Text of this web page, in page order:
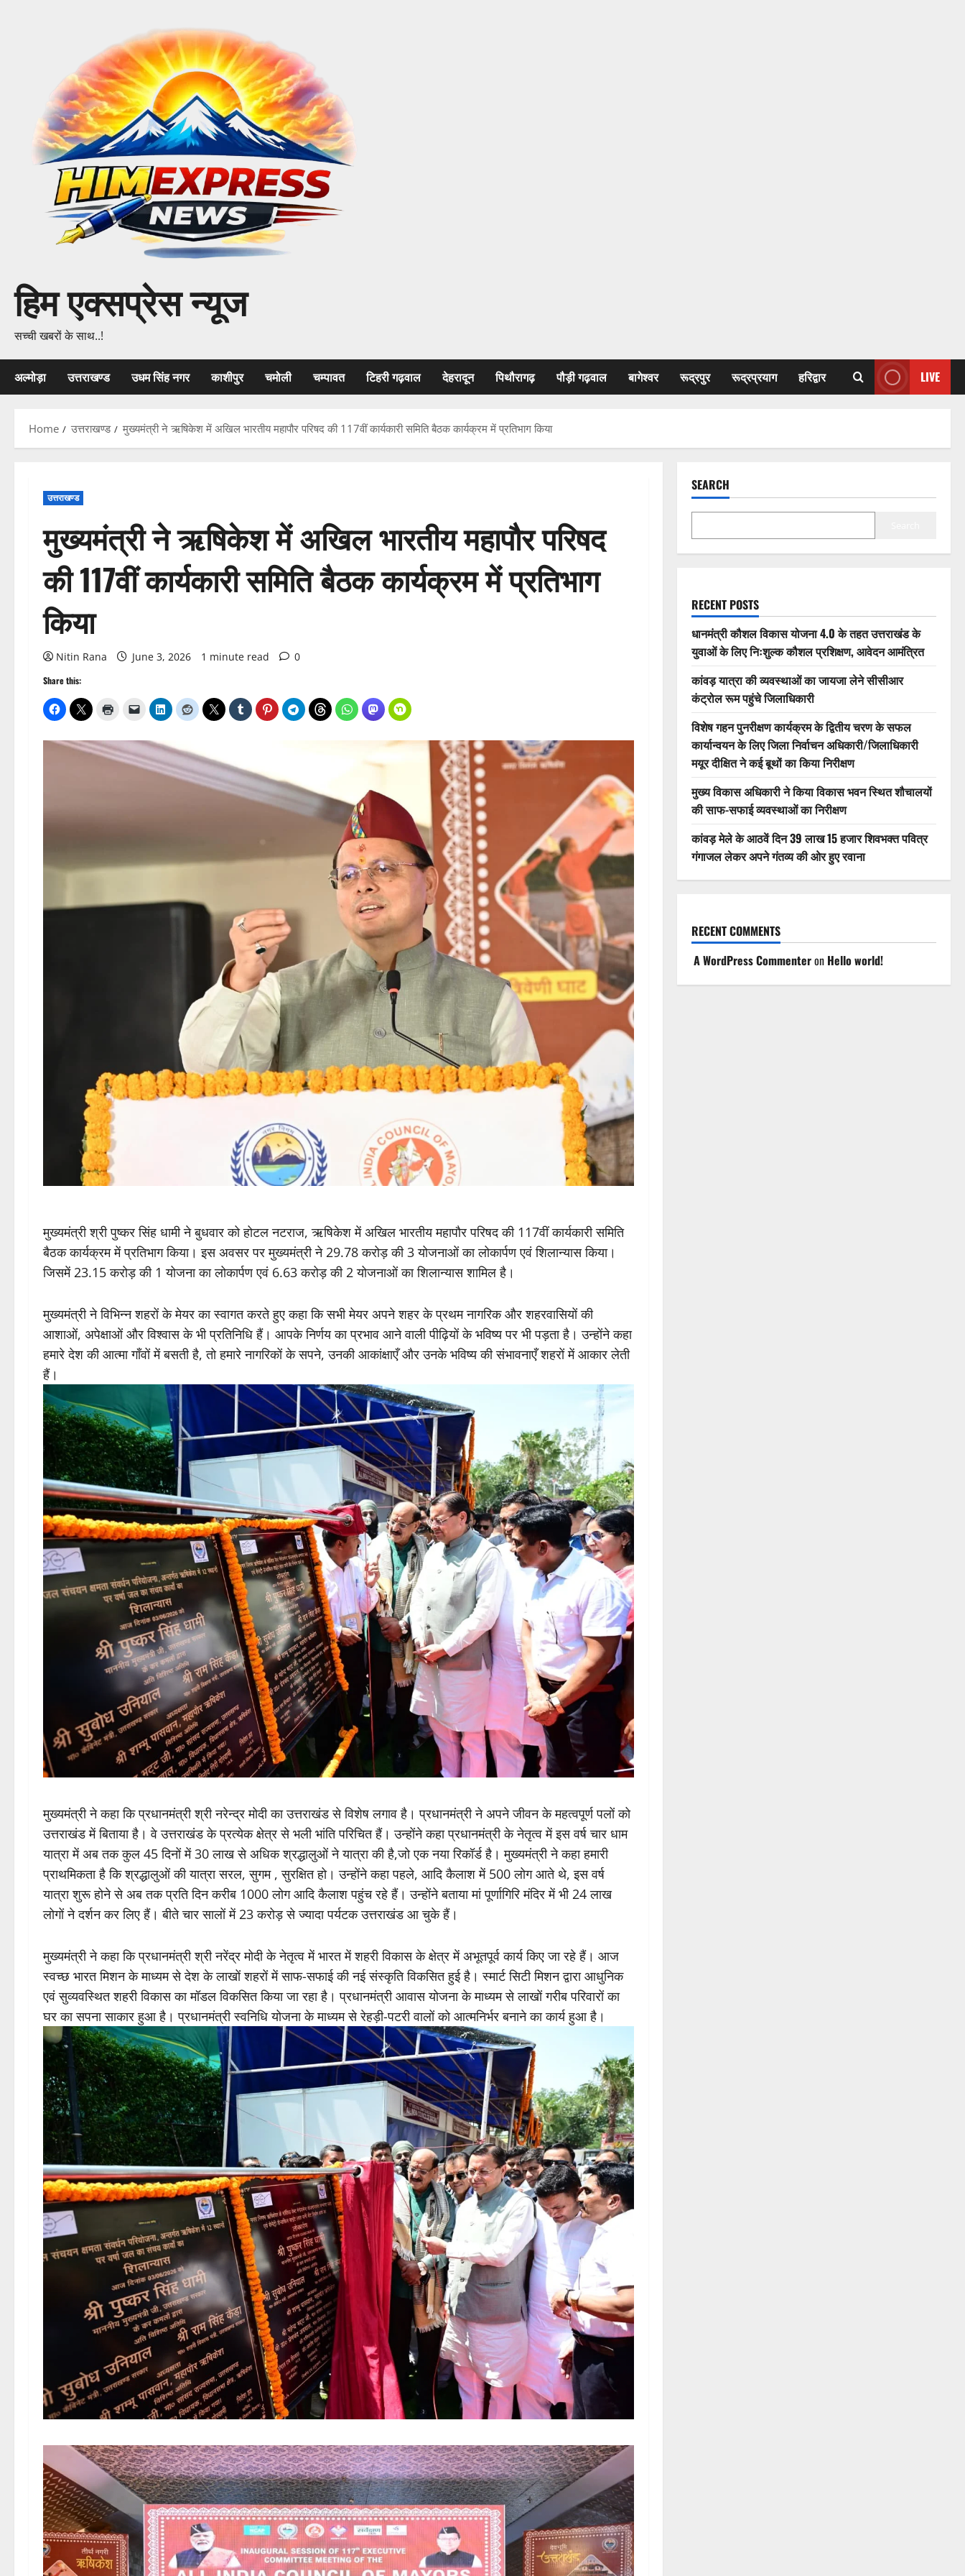
हिम एक्सप्रेस न्यूज
सच्ची खबरों के साथ..!
अल्मोड़ा उत्तराखण्ड उधम सिंह नगर काशीपुर चमोली चम्पावत टिहरी गढ़वाल देहरादून पिथौरागढ़ पौड़ी गढ़वाल बागेश्वर रूद्रपुर रूद्रप्रयाग हरिद्वार LIVE
Home उत्तराखण्ड मुख्यमंत्री ने ऋषिकेश में अखिल भारतीय महापौर परिषद की 117वीं कार्यकारी समिति बैठक कार्यक्रम में प्रतिभाग किया
उत्तराखण्ड
मुख्यमंत्री ने ऋषिकेश में अखिल भारतीय महापौर परिषद
की 117वीं कार्यकारी समिति बैठक कार्यक्रम में प्रतिभाग
किया
Nitin Rana June 3, 2026 1 minute read 0
Share this:
मुख्यमंत्री श्री पुष्कर सिंह धामी ने बुधवार को होटल नटराज, ऋषिकेश में अखिल भारतीय महापौर परिषद की 117वीं कार्यकारी समिति
बैठक कार्यक्रम में प्रतिभाग किया। इस अवसर पर मुख्यमंत्री ने 29.78 करोड़ की 3 योजनाओं का लोकार्पण एवं शिलान्यास किया।
जिसमें 23.15 करोड़ की 1 योजना का लोकार्पण एवं 6.63 करोड़ की 2 योजनाओं का शिलान्यास शामिल है।
मुख्यमंत्री ने विभिन्न शहरों के मेयर का स्वागत करते हुए कहा कि सभी मेयर अपने शहर के प्रथम नागरिक और शहरवासियों की
आशाओं, अपेक्षाओं और विश्वास के भी प्रतिनिधि हैं। आपके निर्णय का प्रभाव आने वाली पीढ़ियों के भविष्य पर भी पड़ता है। उन्होंने कहा
हमारे देश की आत्मा गाँवों में बसती है, तो हमारे नागरिकों के सपने, उनकी आकांक्षाएँ और उनके भविष्य की संभावनाएँ शहरों में आकार लेती
हैं।
मुख्यमंत्री ने कहा कि प्रधानमंत्री श्री नरेन्द्र मोदी का उत्तराखंड से विशेष लगाव है। प्रधानमंत्री ने अपने जीवन के महत्वपूर्ण पलों को
उत्तराखंड में बिताया है। वे उत्तराखंड के प्रत्येक क्षेत्र से भली भांति परिचित हैं। उन्होंने कहा प्रधानमंत्री के नेतृत्व में इस वर्ष चार धाम
यात्रा में अब तक कुल 45 दिनों में 30 लाख से अधिक श्रद्धालुओं ने यात्रा की है,जो एक नया रिकॉर्ड है। मुख्यमंत्री ने कहा हमारी
प्राथमिकता है कि श्रद्धालुओं की यात्रा सरल, सुगम , सुरक्षित हो। उन्होंने कहा पहले, आदि कैलाश में 500 लोग आते थे, इस वर्ष
यात्रा शुरू होने से अब तक प्रति दिन करीब 1000 लोग आदि कैलाश पहुंच रहे हैं। उन्होंने बताया मां पूर्णागिरि मंदिर में भी 24 लाख
लोगों ने दर्शन कर लिए हैं। बीते चार सालों में 23 करोड़ से ज्यादा पर्यटक उत्तराखंड आ चुके हैं।
मुख्यमंत्री ने कहा कि प्रधानमंत्री श्री नरेंद्र मोदी के नेतृत्व में भारत में शहरी विकास के क्षेत्र में अभूतपूर्व कार्य किए जा रहे हैं। आज
स्वच्छ भारत मिशन के माध्यम से देश के लाखों शहरों में साफ-सफाई की नई संस्कृति विकसित हुई है। स्मार्ट सिटी मिशन द्वारा आधुनिक
एवं सुव्यवस्थित शहरी विकास का मॉडल विकसित किया जा रहा है। प्रधानमंत्री आवास योजना के माध्यम से लाखों गरीब परिवारों का
घर का सपना साकार हुआ है। प्रधानमंत्री स्वनिधि योजना के माध्यम से रेहड़ी-पटरी वालों को आत्मनिर्भर बनाने का कार्य हुआ है।
SEARCH
RECENT POSTS
धानमंत्री कौशल विकास योजना 4.0 के तहत उत्तराखंड के
युवाओं के लिए निःशुल्क कौशल प्रशिक्षण, आवेदन आमंत्रित
कांवड़ यात्रा की व्यवस्थाओं का जायजा लेने सीसीआर
कंट्रोल रूम पहुंचे जिलाधिकारी
विशेष गहन पुनरीक्षण कार्यक्रम के द्वितीय चरण के सफल
कार्यान्वयन के लिए जिला निर्वाचन अधिकारी/जिलाधिकारी
मयूर दीक्षित ने कई बूथों का किया निरीक्षण
मुख्य विकास अधिकारी ने किया विकास भवन स्थित शौचालयों
की साफ-सफाई व्यवस्थाओं का निरीक्षण
कांवड़ मेले के आठवें दिन 39 लाख 15 हजार शिवभक्त पवित्र
गंगाजल लेकर अपने गंतव्य की ओर हुए रवाना
RECENT COMMENTS
A WordPress Commenteron Hello world!